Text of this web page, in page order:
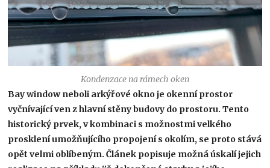
Kondenzace na rámech oken
Bay window neboli arkýřové okno je okenní prostor
vyčnívající ven z hlavní stěny budovy do prostoru. Tento
historický prvek, v kombinaci s možnostmi velkého
prosklení umožňujícího propojení s okolím, se proto stává
opět velmi oblíbeným. Článek popisuje možná úskalí jejich